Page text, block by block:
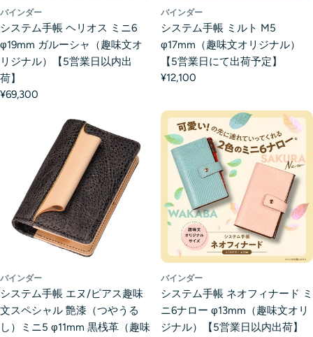
バインダー
システム手帳 ヘリオス ミニ6
φ19mm ガルーシャ（趣味文オ
リジナル）【5営業日以内出
荷】
¥69,300
バインダー
システム手帳 ミルト M5
φ17mm（趣味文オリジナル）
【5営業日にて出荷予定】
¥12,100
バインダー
システム手帳 エヌ/ピアス趣味
文スペシャル 艶漆（つやうる
し）ミニ5 φ11mm 黒桟革（趣味
バインダー
システム手帳 ネオフィナード ミ
ニ6ナロー φ13mm（趣味文オリ
ジナル）【5営業日以内出荷】